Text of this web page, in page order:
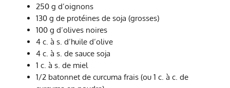
250 g d’oignons
130 g de protéines de soja (grosses)
100 g d’olives noires
4 c. à s. d’huile d’olive
4 c. à s. de sauce soja
1 c. à s. de miel
1/2 batonnet de curcuma frais (ou 1 c. à c. de